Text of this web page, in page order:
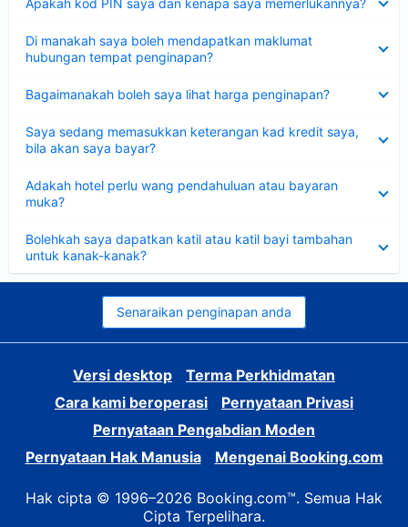
Apakah kod PIN saya dan kenapa saya memerlukannya?
Di manakah saya boleh mendapatkan maklumat
hubungan tempat penginapan?
Bagaimanakah boleh saya lihat harga penginapan?
Saya sedang memasukkan keterangan kad kredit saya,
bila akan saya bayar?
Adakah hotel perlu wang pendahuluan atau bayaran
muka?
Bolehkah saya dapatkan katil atau katil bayi tambahan
untuk kanak-kanak?
Senaraikan penginapan anda
Versi desktop
Terma Perkhidmatan
Cara kami beroperasi
Pernyataan Privasi
Pernyataan Pengabdian Moden
Pernyataan Hak Manusia
Mengenai Booking.com
Hak cipta © 1996–2026 Booking.com™. Semua Hak
Cipta Terpelihara.